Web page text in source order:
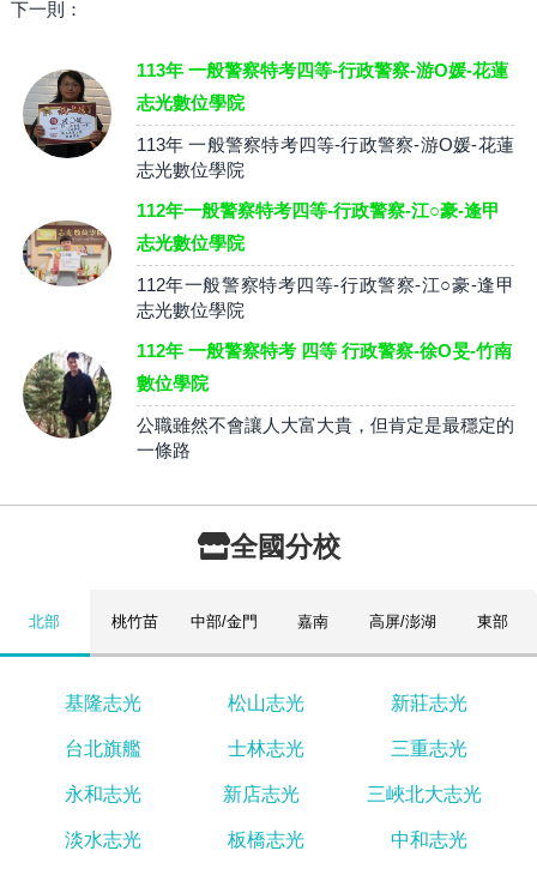
下一則：
113年 一般警察特考四等-行政警察-游O媛-花蓮
志光數位學院
113年 一般警察特考四等-行政警察-游O媛-花蓮
志光數位學院
112年一般警察特考四等-行政警察-江○豪-逢甲
志光數位學院
112年一般警察特考四等-行政警察-江○豪-逢甲
志光數位學院
112年 一般警察特考 四等 行政警察-徐O旻-竹南
數位學院
公職雖然不會讓人大富大貴，但肯定是最穩定的
一條路
全國分校
北部 桃竹苗 中部/金門 嘉南 高屏/澎湖 東部
基隆志光 松山志光 新莊志光
台北旗艦 士林志光 三重志光
永和志光 新店志光 三峽北大志光
淡水志光 板橋志光 中和志光